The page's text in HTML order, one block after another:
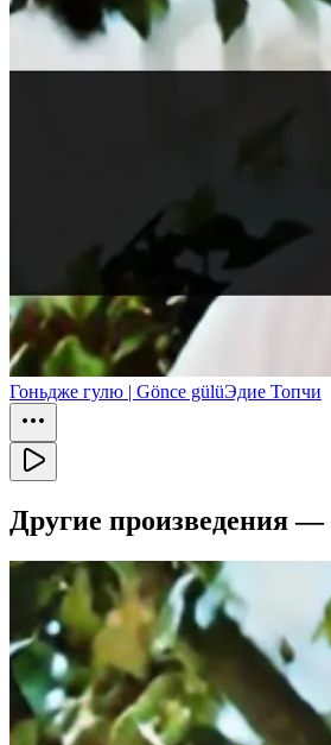
Гоньдже гулю | Gönce gülüЭдие Топчи
Другие произведения —